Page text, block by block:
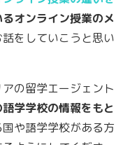
オンライン授業のメ
をしていこうと思い
の留学エージェント
学学校の情報をもと
や語学学校がある方